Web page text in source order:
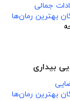
جمالی
بهترین رمان‌ها
بیداری
بهترین رمان‌ها